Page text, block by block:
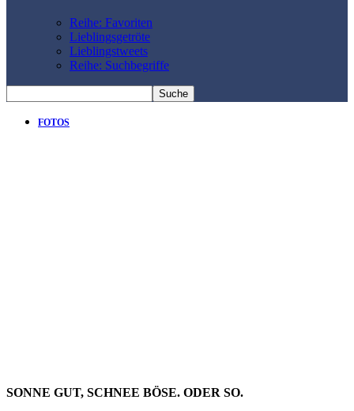
Reihe: Favoriten
Lieblingsgetröte
Lieblingstweets
Reihe: Suchbegriffe
FOTOS
SONNE GUT, SCHNEE BÖSE. ODER SO.